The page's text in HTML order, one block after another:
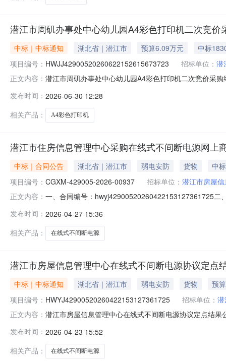
潜江市周矶办事处中心幼儿园A4彩色打印机二次竞价
中标｜中标通知 湖北省｜潜江市 预算6.09万元
中标
项目编号： HWJJ42900520260622152615673723 招标单位： 潜
正文内容： 潜江市周矶办事处中心幼儿园A4彩色打印机二次竞价采
限公司9、成交日期：2026-06-3011:50:1510、执行方
发布时间： 2026-06-30 12:28
相关产品：
A4彩色打印机
潜江市住房信息管理中心采购在线式不间断电源网上
中标｜合同公告 湖北省｜潜江市 弱电安防 货物
中
项目编号： CGXM-429005-2026-00937 招标单位： 潜江市房屋
正文内容： 一、合同编号：hwyj42900520260422153127361725二
潜江诚讯科技有限公司联系方式：13349724411六、合
发布时间： 2026-04-27 15:36
相关产品：
在线式不间断电源
潜江市房屋信息管理中心在线式不间断电源协议定点
中标｜中标通知 湖北省｜潜江市 弱电安防 货物
预
项目编号： HWYJ42900520260422153127361725 招标单位：
正文内容： 潜江市房屋信息管理中心在线式不间断电源协议定点结
成交日期：2026-04-2315:23:0310、执行方式：议价11
发布时间： 2026-04-23 15:52
相关产品：
在线式不间断电源